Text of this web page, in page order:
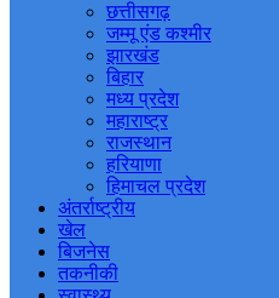
छत्तीसगढ़
जम्मू एंड कश्मीर
झारखंड
बिहार
मध्य प्रदेश
महाराष्ट्र
राजस्थान
हरियाणा
हिमाचल प्रदेश
अंतर्राष्ट्रीय
खेल
बिजनेस
तकनीकी